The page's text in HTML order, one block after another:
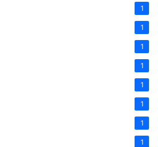
1
1
1
1
1
1
1
1